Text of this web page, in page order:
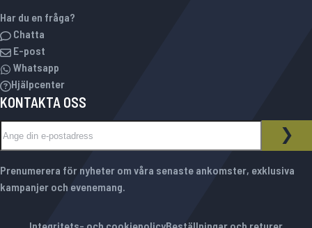
Har du en fråga?
Chatta
E-post
Whatsapp
Hjälpcenter
KONTAKTA OSS
NYHETSBREV
Prenumerera för nyheter om våra senaste ankomster, exklusiva
kampanjer och evenemang.